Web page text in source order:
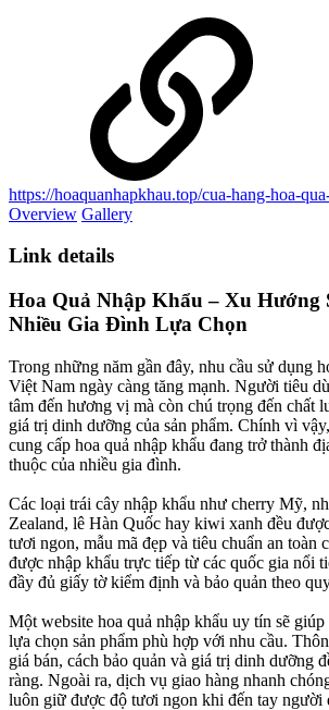
https://hoaquanhapkhau.top/cua-hang-hoa-
Overview Gallery
Link details
Hoa Quả Nhập Khẩu – Xu Hướng
Nhiều Gia Đình Lựa Chọn​
Trong những năm gần đây, nhu cầu sử dụng
Việt Nam ngày càng tăng mạnh. Người tiêu
tâm đến hương vị mà còn chú trọng đến chất
giá trị dinh dưỡng của sản phẩm. Chính vì
cung cấp hoa quả nhập khẩu đang trở thành
thuộc của nhiều gia đình.
Các loại trái cây nhập khẩu như cherry Mỹ,
Zealand, lê Hàn Quốc hay kiwi xanh đều
tươi ngon, mẫu mã đẹp và tiêu chuẩn an toàn
được nhập khẩu trực tiếp từ các quốc gia nổi
đầy đủ giấy tờ kiểm định và bảo quản theo
Một website hoa quả nhập khẩu uy tín sẽ giúp
lựa chọn sản phẩm phù hợp với nhu cầu.
giá bán, cách bảo quản và giá trị dinh dưỡng
ràng. Ngoài ra, dịch vụ giao hàng nhanh
luôn giữ được độ tươi ngon khi đến tay người